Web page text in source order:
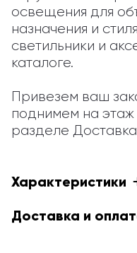
освещения для
назначения и
светильники и
каталоге.
Привезем ваш
поднимем на
разделе
Характеристики
Доставка и